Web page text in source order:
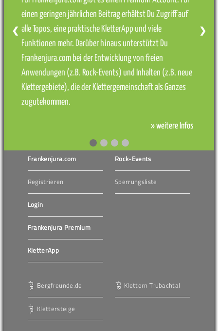
einen geringen jährlichen Beitrag erhältst Du Zugriff auf
alle Topos, eine praktische KletterApp und viele
Funktionen mehr. Darüber hinaus unterstützt Du
Frankenjura.com bei der Entwicklung von freien
Anwendungen (z.B. Rock-Events) und Inhalten (z.B. neue
Klettergebiete), die der Klettergemeinschaft als Ganzes
zugutekommen.
» weitere Infos
❮ ❯
Frankenjura.com
Registrieren
Login
Frankenjura Premium
KletterApp
Rock-Events
Sperrungsliste
Bergfreunde.de
Klettersteige
Klettern Trubachtal